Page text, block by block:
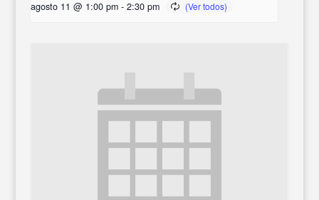
agosto 11 @ 1:00 pm - 2:30 pm